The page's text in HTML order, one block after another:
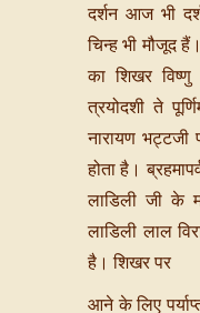
दर्शन आज भी
चिन्ह भी मौजूद
का शिखर विष्णु
त्रयोदशी ते
नारायण भट्टजी
होता है।
लाडिली जी के
लाडिली लाल
है। शिखर पर
आने के लिए